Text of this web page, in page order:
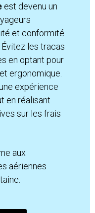
est devenu un
et conformité
les tracas
en optant pour
ergonomique.
expérience
en réalisant
sur les frais
aux
aériennes